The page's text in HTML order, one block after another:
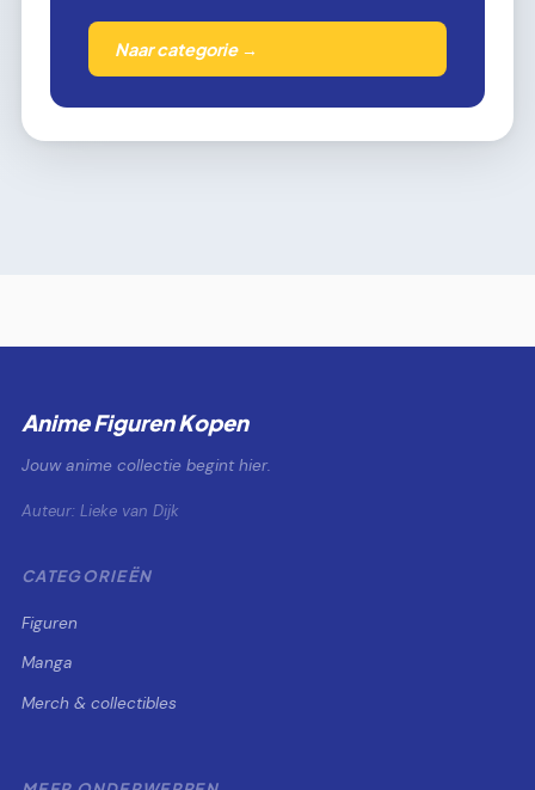
Naar categorie →
Anime Figuren Kopen
Jouw anime collectie begint hier.
Auteur: Lieke van Dijk
CATEGORIEËN
Figuren
Manga
Merch & collectibles